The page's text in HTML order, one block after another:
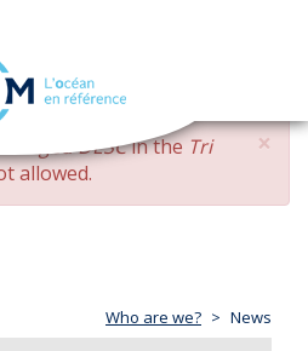
navigation
×
changed DESCin the Tri
allowed.
Who are we? News